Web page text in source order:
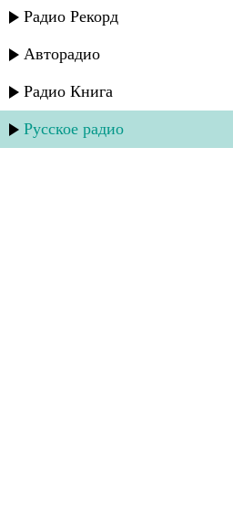
Радио Рекорд
Авторадио
Радио Книга
Русское радио
Нур группа - Наида